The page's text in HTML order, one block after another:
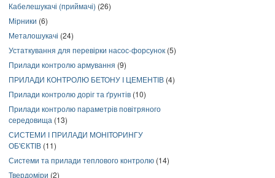
Кабелешукачі (приймачі) (26)
Мірники (6)
Металошукачі (24)
Устаткування для перевірки насос-форсунок (5)
Прилади контролю армування (9)
ПРИЛАДИ КОНТРОЛЮ БЕТОНУ І ЦЕМЕНТІВ (4)
Прилади контролю доріг та ґрунтів (10)
Прилади контролю параметрів повітряного
середовища (13)
СИСТЕМИ І ПРИЛАДИ МОНІТОРИНГУ
ОБ'ЄКТІВ (11)
Системи та прилади теплового контролю (14)
Твердоміри (2)